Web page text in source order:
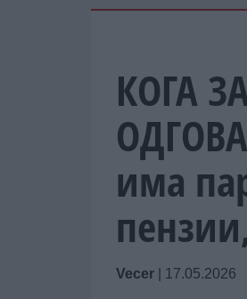
КОГА
има
Vecer 17.05.2026